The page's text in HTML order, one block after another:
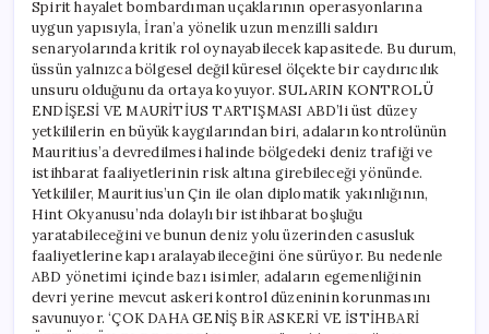
Spirit hayalet bombardıman uçaklarının operasyonlarına
uygun yapısıyla, İran’a yönelik uzun menzilli saldırı
senaryolarında kritik rol oynayabilecek kapasitede. Bu durum,
üssün yalnızca bölgesel değil küresel ölçekte bir caydırıcılık
unsuru olduğunu da ortaya koyuyor. SULARIN KONTROLÜ
ENDİŞESİ VE MAURİTİUS TARTIŞMASI ABD’li üst düzey
yetkililerin en büyük kaygılarından biri, adaların kontrolünün
Mauritius’a devredilmesi halinde bölgedeki deniz trafiği ve
istihbarat faaliyetlerinin risk altına girebileceği yönünde.
Yetkililer, Mauritius’un Çin ile olan diplomatik yakınlığının,
Hint Okyanusu’nda dolaylı bir istihbarat boşluğu
yaratabileceğini ve bunun deniz yolu üzerinden casusluk
faaliyetlerine kapı aralayabileceğini öne sürüyor. Bu nedenle
ABD yönetimi içinde bazı isimler, adaların egemenliğinin
devri yerine mevcut askeri kontrol düzeninin korunmasını
savunuyor. ‘ÇOK DAHA GENİŞ BİR ASKERİ VE İSTİHBARİ